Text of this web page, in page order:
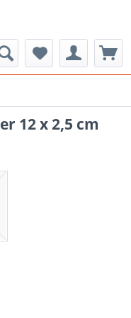
12 x 2,5 cm